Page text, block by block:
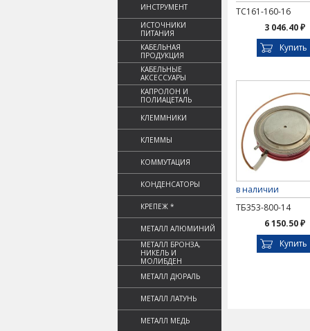
ИНСТРУМЕНТ
ИСТОЧНИКИ
ПИТАНИЯ
КАБЕЛЬНАЯ
ПРОДУКЦИЯ
КАБЕЛЬНЫЕ
АКСЕССУАРЫ
КАПРОЛОН И
ПОЛИАЦЕТАЛЬ
КЛЕММНИКИ
КЛЕММЫ
КОММУТАЦИЯ
КОНДЕНСАТОРЫ
КРЕПЕЖ *
МЕТАЛЛ АЛЮМИНИЙ
МЕТАЛЛ БРОНЗА,
НИКЕЛЬ И
МОЛИБДЕН
МЕТАЛЛ ДЮРАЛЬ
МЕТАЛЛ ЛАТУНЬ
МЕТАЛЛ МЕДЬ
ТС161-160-16
3 046.40 ₽
Купить
в наличии
ТБ353-800-14
6 150.50 ₽
Купить